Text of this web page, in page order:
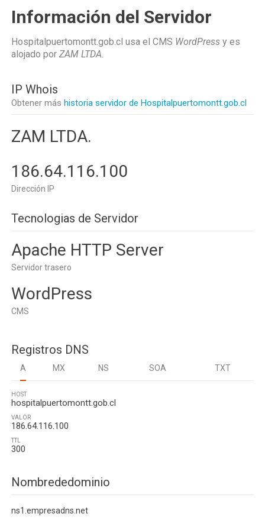
Información del Servidor
Hospitalpuertomontt.gob.cl usa el CMS WordPress y es
alojado por ZAM LTDA.
IP Whois
Obtener más historia servidor de Hospitalpuertomontt.gob.cl
ZAM LTDA.
186.64.116.100
Dirección IP
Tecnologias de Servidor
Apache HTTP Server
Servidor trasero
WordPress
CMS
Registros DNS
A MX NS SOA TXT
HOST
hospitalpuertomontt.gob.cl
VALOR
186.64.116.100
TTL
300
Nombrededominio
ns1.empresadns.net